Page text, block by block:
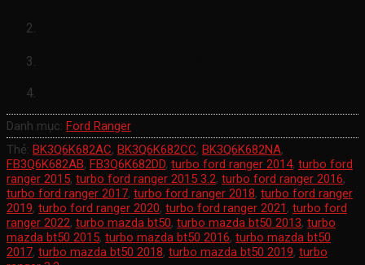
Danh mục: Ford Ranger
Thẻ: BK3Q6K682AC, BK3Q6K682CC, BK3Q6K682NA,
FB3Q6K682AB, FB3Q6K682DD, turbo ford ranger 2014, turbo ford
ranger 2015, turbo ford ranger 2015 3.2, turbo ford ranger 2016,
turbo ford ranger 2017, turbo ford ranger 2018, turbo ford ranger
2019, turbo ford ranger 2020, turbo ford ranger 2021 , turbo ford
ranger 2022, turbo mazda bt50, turbo mazda bt50 2013, turbo
mazda bt50 2015, turbo mazda bt50 2016, turbo mazda bt50
2017, turbo mazda bt50 2018, turbo mazda bt50 2019, turbo